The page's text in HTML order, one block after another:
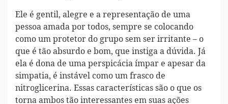
Ele é gentil, alegre e a representação de uma
pessoa amada por todos, sempre se colocando
como um protetor do grupo sem ser irritante – o
que é tão absurdo e bom, que instiga a dúvida. Já
ela é dona de uma perspicácia ímpar e apesar da
simpatia, é instável como um frasco de
nitroglicerina. Essas características são o que os
torna ambos tão interessantes em suas ações